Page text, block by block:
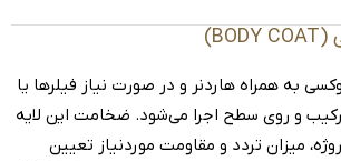
به همراه هاردنر و در صورت نیاز فیلرها یا
و روی سطح اجرا می‌شود. ضخامت این لایه
میزان تردد و مقاومت موردنیاز تعیین